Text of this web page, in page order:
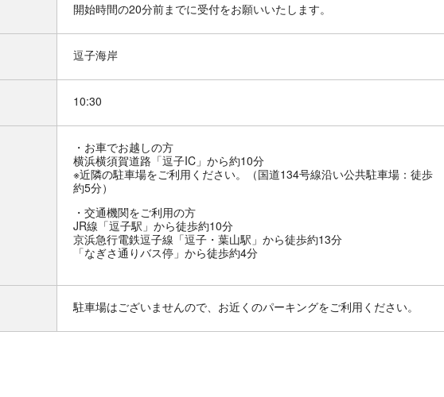
開始時間の20分前までに受付をお願いいたします。
逗子海岸
10:30
お車でお越しの方
横浜横須賀道路「逗子IC」から約10分
※近隣の駐車場をご利用ください。（国道134号線沿い公共駐車場：徒歩
約5分）
交通機関をご利用の方
JR線「逗子駅」から徒歩約10分
京浜急行電鉄逗子線「逗子・葉山駅」から徒歩約13分
「なぎさ通りバス停」から徒歩約4分
駐車場はございませんので、お近くのパーキングをご利用ください。